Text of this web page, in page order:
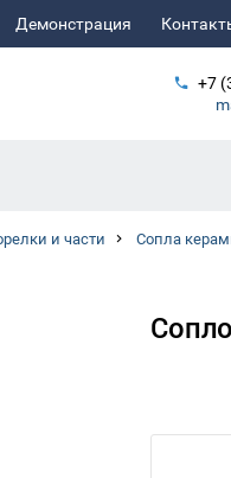
Демонстрация
+7
и части Сопла